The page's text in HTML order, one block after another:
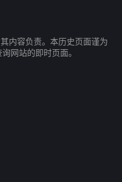
内容负责。本历史页面谨为
网站的即时页面。